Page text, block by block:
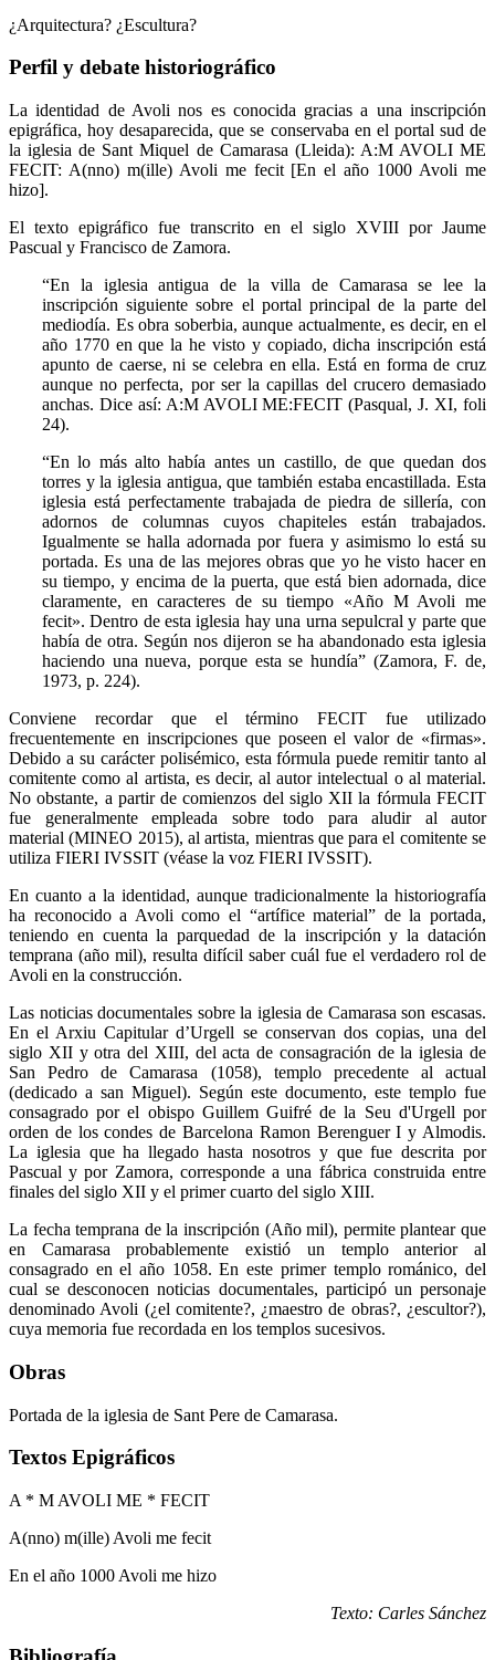
¿Arquitectura? ¿Escultura?
Perfil y debate historiográfico
La identidad de Avoli nos es conocida gracias a una inscripción
epigráfica, hoy desaparecida, que se conservaba en el portal sud de
la iglesia de Sant Miquel de Camarasa (Lleida): A:M AVOLI ME
FECIT: A(nno) m(ille) Avoli me fecit [En el año 1000 Avoli me
hizo].
El texto epigráfico fue transcrito en el siglo XVIII por Jaume
Pascual y Francisco de Zamora.
“En la iglesia antigua de la villa de Camarasa se lee la
inscripción siguiente sobre el portal principal de la parte del
mediodía. Es obra soberbia, aunque actualmente, es decir, en el
año 1770 en que la he visto y copiado, dicha inscripción está
apunto de caerse, ni se celebra en ella. Está en forma de cruz
aunque no perfecta, por ser la capillas del crucero demasiado
anchas. Dice así: A:M AVOLI ME:FECIT (Pasqual, J. XI, foli
24).
“En lo más alto había antes un castillo, de que quedan dos
torres y la iglesia antigua, que también estaba encastillada. Esta
iglesia está perfectamente trabajada de piedra de sillería, con
adornos de columnas cuyos chapiteles están trabajados.
Igualmente se halla adornada por fuera y asimismo lo está su
portada. Es una de las mejores obras que yo he visto hacer en
su tiempo, y encima de la puerta, que está bien adornada, dice
claramente, en caracteres de su tiempo «Año M Avoli me
fecit». Dentro de esta iglesia hay una urna sepulcral y parte que
había de otra. Según nos dijeron se ha abandonado esta iglesia
haciendo una nueva, porque esta se hundía” (Zamora, F. de,
1973, p. 224).
Conviene recordar que el término FECIT fue utilizado
frecuentemente en inscripciones que poseen el valor de «firmas».
Debido a su carácter polisémico, esta fórmula puede remitir tanto al
comitente como al artista, es decir, al autor intelectual o al material.
No obstante, a partir de comienzos del siglo XII la fórmula FECIT
fue generalmente empleada sobre todo para aludir al autor
material (MINEO 2015), al artista, mientras que para el comitente se
utiliza FIERI IVSSIT (véase la voz FIERI IVSSIT).
En cuanto a la identidad, aunque tradicionalmente la historiografía
ha reconocido a Avoli como el “artífice material” de la portada,
teniendo en cuenta la parquedad de la inscripción y la datación
temprana (año mil), resulta difícil saber cuál fue el verdadero rol de
Avoli en la construcción.
Las noticias documentales sobre la iglesia de Camarasa son escasas.
En el Arxiu Capitular d’Urgell se conservan dos copias, una del
siglo XII y otra del XIII, del acta de consagración de la iglesia de
San Pedro de Camarasa (1058), templo precedente al actual
(dedicado a san Miguel). Según este documento, este templo fue
consagrado por el obispo Guillem Guifré de la Seu d'Urgell por
orden de los condes de Barcelona Ramon Berenguer I y Almodis.
La iglesia que ha llegado hasta nosotros y que fue descrita por
Pascual y por Zamora, corresponde a una fábrica construida entre
finales del siglo XII y el primer cuarto del siglo XIII.
La fecha temprana de la inscripción (Año mil), permite plantear que
en Camarasa probablemente existió un templo anterior al
consagrado en el año 1058. En este primer templo románico, del
cual se desconocen noticias documentales, participó un personaje
denominado Avoli (¿el comitente?, ¿maestro de obras?, ¿escultor?),
cuya memoria fue recordada en los templos sucesivos.
Obras
Portada de la iglesia de Sant Pere de Camarasa.
Textos Epigráficos
A * M AVOLI ME * FECIT
A(nno) m(ille) Avoli me fecit
En el año 1000 Avoli me hizo
Texto: Carles Sánchez